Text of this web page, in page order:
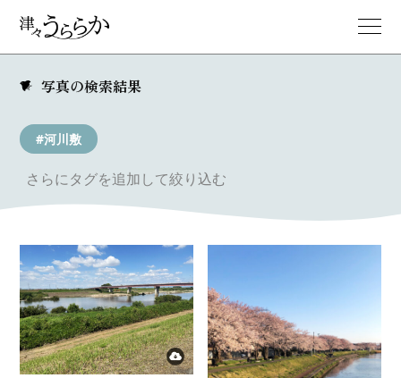
写真の検索結果
#河川敷
さらにタグを追加して絞り込む